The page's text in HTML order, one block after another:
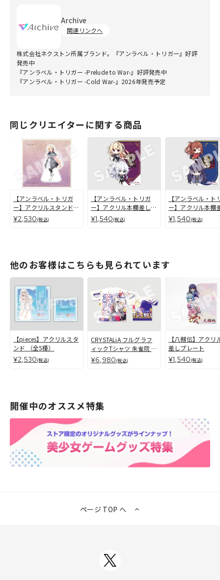
Archive
関連リンクへ
株式会社ネクストン所属ブランド。『アンラベル・トリガー』好評
発売中
『アンラベル・トリガー -Prelude to War-』好評発売中
『アンラベル・トリガー -Cold War-』2026年発売予定
同じクリエイターに関する商品
【アンラベル・トリガ
ー】アクリルスタンド
（全11種）
¥2,530(税込)
【アンラベル・トリガ
ー】アクリル本棚差しプ
レート ミリセント・シ
ルヴィア
¥1,540(税込)
【アンラベル・ト
ー】アクリル本棚
レート レイリ・若
¥1,540(税込)
他のお客様はこちらも見られています
【pieces】アクリルスタ
ンド （全5種）
¥2,530(税込)
CRYSTALiA フルグラフ
ィックTシャツ 朱雀院 撫
子[L/XL]
¥6,980(税込)
【八剱伝】アクリ
差しプレート
¥1,540(税込)
開催中のオススメ特集
ページ TOP へ